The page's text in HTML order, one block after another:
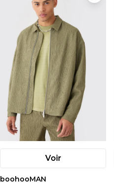
Voir
boohooMAN